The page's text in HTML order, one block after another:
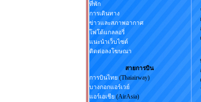
ที่พัก
การเดินทาง
ข่าวและสภาพอากาศ
โฟโต้แกลลอรี่
แนะนำเว็บไซต์
ติดต่อลงโฆษณา
สายการบิน
การบินไทย (Thaiairway)
บางกอกแอร์เวย์
แอร์เอเชีย (AirAsia)